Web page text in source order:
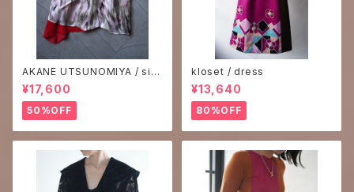
AKANE UTSUNOMIYA / silk
print camisole
¥17,600
50%OFF
kloset / dress
¥13,640
80%OFF